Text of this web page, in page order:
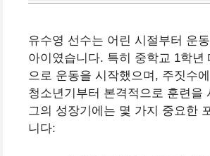
유수영 선수는 어린 시절부터 운
아이였습니다. 특히 중학교 1학년
으로 운동을 시작했으며, 주짓수
청소년기부터 본격적으로 훈련을
그의 성장기에는 몇 가지 중요한
니다: